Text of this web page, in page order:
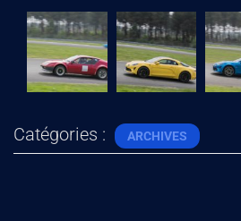
Catégories : ARCHIVES